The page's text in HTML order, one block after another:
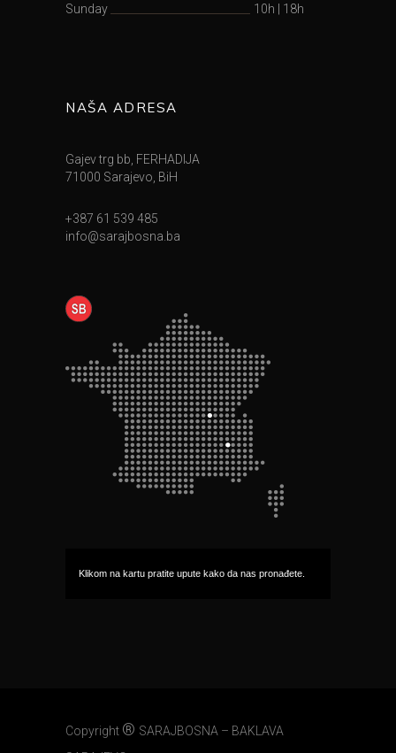
Sunday
10h 18h
NAŠA ADRESA
Gajev trg bb, FERHADIJA
71000 Sarajevo, BiH
+387 61 539 485
info@sarajbosna.ba
Klikom na kartu pratite upute kako da nas pronađete.
Copyright ® SARAJBOSNA – BAKLAVA